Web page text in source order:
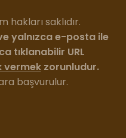
saklıdır.
yalnızca e-posta ile
tıklanabilir URL
vermekzorunludur.
başvurulur.